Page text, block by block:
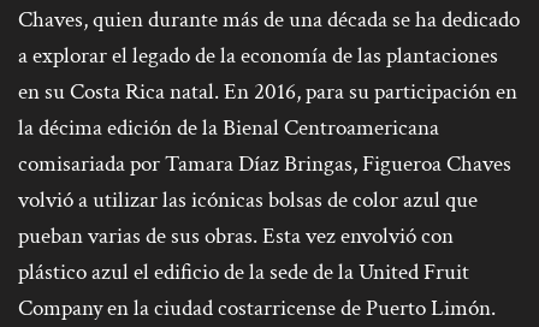
Chaves, quien durante más de una década se ha dedicado
a explorar el legado de la economía de las plantaciones
en su Costa Rica natal. En 2016, para su participación en
la décima edición de la Bienal Centroamericana
comisariada por Tamara Díaz Bringas, Figueroa Chaves
volvió a utilizar las icónicas bolsas de color azul que
pueban varias de sus obras. Esta vez envolvió con
plástico azul el edificio de la sede de la United Fruit
Company en la ciudad costarricense de Puerto Limón.